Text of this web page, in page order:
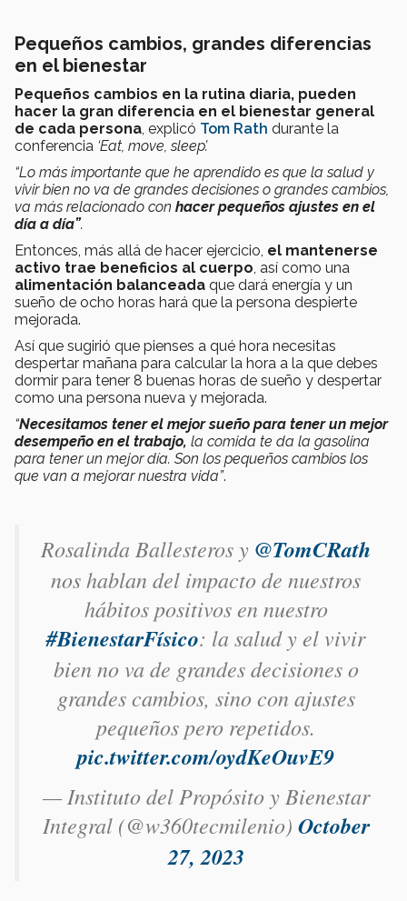
Pequeños cambios, grandes diferencias
en el bienestar
Pequeños cambios en la rutina diaria, pueden
hacer la gran diferencia en el bienestar general
de cada persona, explicó Tom Rath durante la
conferencia ‘Eat, move, sleep’.
“Lo más importante que he aprendido es que la salud y
vivir bien no va de grandes decisiones o grandes cambios,
va más relacionado con hacer pequeños ajustes en el
día a día”.
Entonces, más allá de hacer ejercicio, el mantenerse
activo trae beneficios al cuerpo, así como una
alimentación balanceada que dará energía y un
sueño de ocho horas hará que la persona despierte
mejorada.
Así que sugirió que pienses a qué hora necesitas
despertar mañana para calcular la hora a la que debes
dormir para tener 8 buenas horas de sueño y despertar
como una persona nueva y mejorada.
“Necesitamos tener el mejor sueño para tener un mejor
desempeño en el trabajo, la comida te da la gasolina
para tener un mejor día. Son los pequeños cambios los
que van a mejorar nuestra vida”.
Rosalinda Ballesteros y @TomCRath
nos hablan del impacto de nuestros
hábitos positivos en nuestro
#BienestarFísico: la salud y el vivir
bien no va de grandes decisiones o
grandes cambios, sino con ajustes
pequeños pero repetidos.
pic.twitter.com/oydKeOuvE9
— Instituto del Propósito y Bienestar
Integral (@w360tecmilenio) October
27, 2023